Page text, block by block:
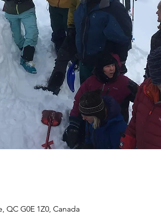
QC G0E 1Z0, Canada